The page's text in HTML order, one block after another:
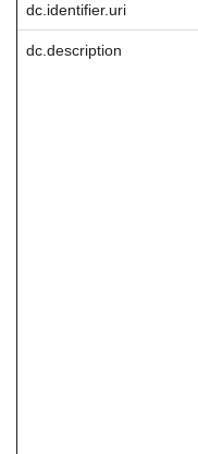
dc.identifier.uri
dc.description